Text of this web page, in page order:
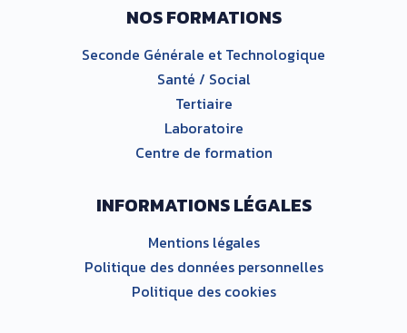
NOS FORMATIONS
Seconde Générale et Technologique
Santé / Social
Tertiaire
Laboratoire
Centre de formation
INFORMATIONS LÉGALES
Mentions légales
Politique des données personnelles
Politique des cookies